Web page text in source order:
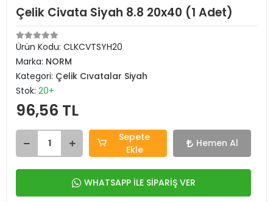
Çelik Civata Siyah 8.8 20x40 (1 Adet)
Ürün Kodu: CLKCVTSYH20
Marka: NORM
Kategori: Çelik Cıvatalar Siyah
Stok: 20+
96,56 TL
Sepete
Ekle
Hemen Al
WHATSAPP İLE SİPARİŞ VER